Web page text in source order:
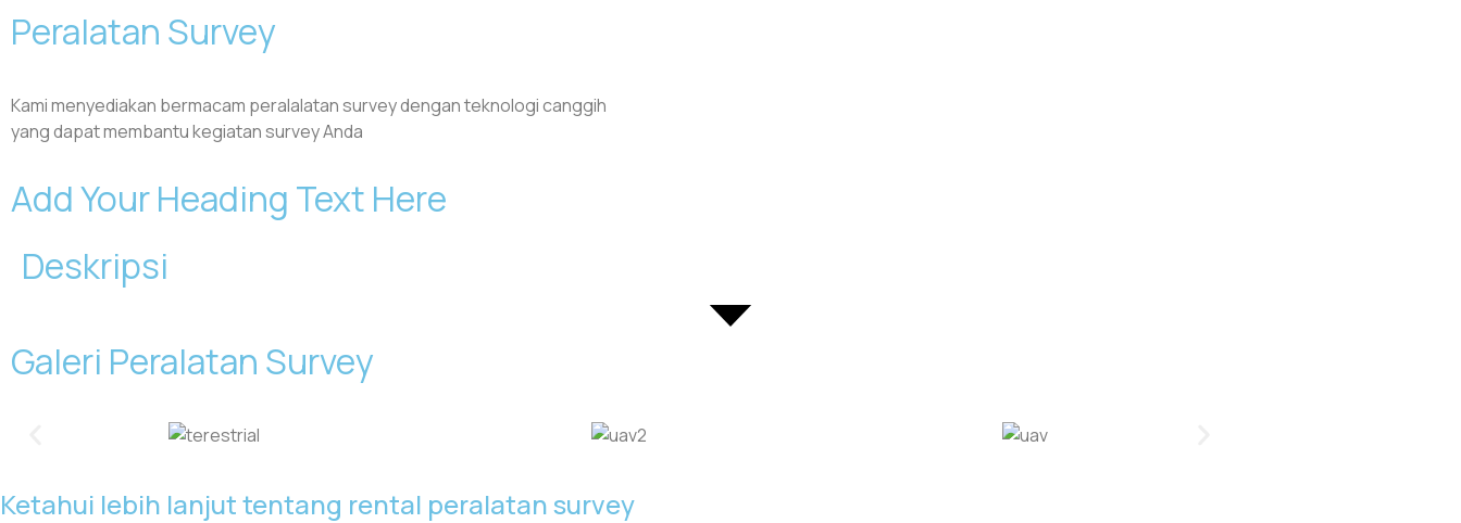
Peralatan Survey
Kami menyediakan bermacam peralalatan survey dengan teknologi canggih
yang dapat membantu kegiatan survey Anda
Add Your Heading Text Here
Deskripsi
Galeri Peralatan Survey
Ketahui lebih lanjut tentang rental peralatan survey